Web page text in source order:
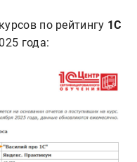
по рейтингу 1С
года: